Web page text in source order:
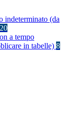
indeterminato (da
20
a tempo
in tabelle) 8